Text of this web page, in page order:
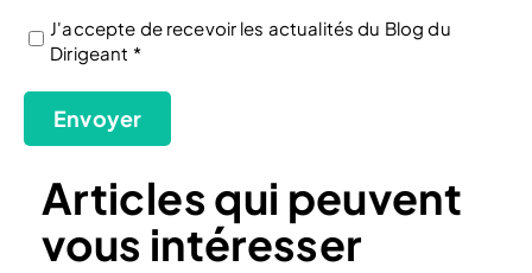
(Nécessaire)
J'accepte de recevoir les actualités du Blog du
Dirigeant *
Envoyer
Articles qui peuvent
vous intéresser